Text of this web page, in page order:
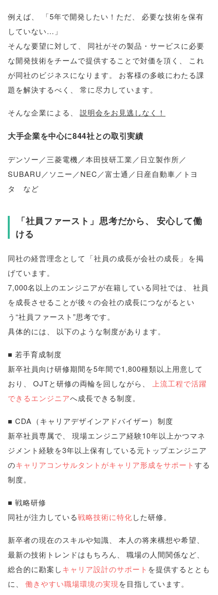
例えば、 「5年で開発したい！ただ、
必要な技術を保有
していない… 」
そんな要望に対して 、
同社がその製品・サービスに必要
な開発技術をチームで提供することで対価を頂く 、
これ
が同社のビジネスになります。
お客様の多岐にわたる課
題を解決するべく 、 常に尽力しています。
そんな企業による 、 説明会をお見逃しなく！
大手企業を中心に844社との取引実績
デンソー／三菱電機／本田技研工業／日立製作所／
SUBARU／ソニー／NEC／富士通／日産自動車／トヨ
タ など
「社員ファースト 」 思考だから、
安心して働
ける
同社の経営理念として 「社員の成長が会社の成長 」
を掲
げています。
7,000名以上のエンジニアが在籍している同社では
社員
を成長させることが後々の会社の成長につながるとい
う“社員ファースト”思考です。
具体的には
以下のような制度があります。
■ 若手育成制度
新卒社員向け研修期間を5年間で1,800種類以上用意して
おり
OJTと研修の両輪を回しながら
上流工程で活躍
できるエンジニアへ成長できる制度。
■ CDA （キャリアデザインアドバイザー） 制度
新卒社員専属で
現場エンジニア経験10年以上かつマネ
ジメント経験を3年以上保有している元トップエンジニア
のキャリアコンサルタントがキャリア形成をサポートする
制度。
■ 戦略研修
同社が注力している戦略技術に特化した研修。
新卒者の現在のスキルや知識 本人の将来構想や希望
最新の技術トレンドはもちろん
職場の人間関係など
総合的に勘案しキャリア設計のサポート を提供するととも
に
働きやすい職場環境の実現 を目指しています。